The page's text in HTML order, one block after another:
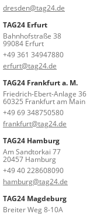
dresden@tag24.de
TAG24 Erfurt
Bahnhofstraße 38
99084 Erfurt
+49 361 34947880
erfurt@tag24.de
TAG24 Frankfurt a. M.
Friedrich-Ebert-Anlage 36
60325 Frankfurt am Main
+49 69 348750580
frankfurt@tag24.de
TAG24 Hamburg
Am Sandtorkai 77
20457 Hamburg
+49 40 228608090
hamburg@tag24.de
TAG24 Magdeburg
Breiter Weg 8-10A